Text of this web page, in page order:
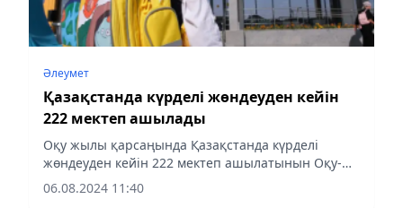
Әлеумет
Қазақстанда күрделі жөндеуден кейін
222 мектеп ашылады
Оқу жылы қарсаңында Қазақстанда күрделі
жөндеуден кейін 222 мектеп ашылатынын Оқу-
ағарту министрлігі мәлім етті, деп хабарлайды
aqshamnews.kz.
06.08.2024 11:40